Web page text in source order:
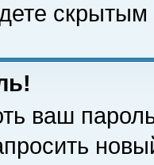
скрытым
ваш